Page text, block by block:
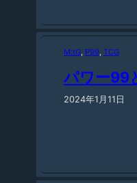
M:tG, P99, TCG
パワー99
2024年1月11日